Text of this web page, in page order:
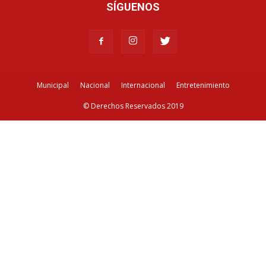
SÍGUENOS
Municipal Nacional Internacional Entretenimiento
© Derechos Reservados 2019